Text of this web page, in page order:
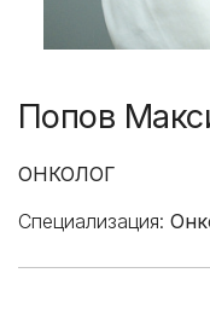
Попов
ОНКОЛОГ
Специализация: